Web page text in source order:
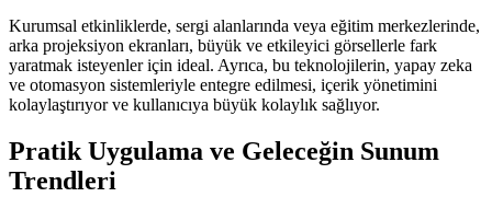
Kurumsal etkinliklerde, sergi alanlarında veya eğitim merkezlerinde,
arka projeksiyon ekranları, büyük ve etkileyici görsellerle fark
yaratmak isteyenler için ideal. Ayrıca, bu teknolojilerin, yapay zeka
ve otomasyon sistemleriyle entegre edilmesi, içerik yönetimini
kolaylaştırıyor ve kullanıcıya büyük kolaylık sağlıyor.
Pratik Uygulama ve Geleceğin Sunum
Trendleri